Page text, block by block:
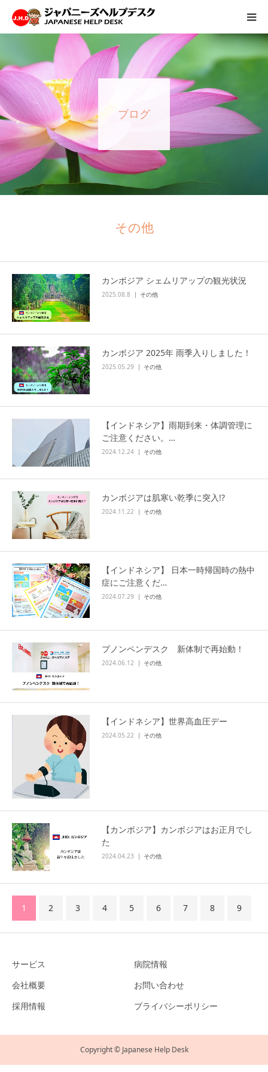
ブログ
その他
カンボジア シェムリアップの観光状況
2025.08.8 その他
カンボジア 2025年 雨季入りしました！
2025.05.29 その他
【インドネシア】雨期到来・体調管理に
ご注意ください。…
2024.12.24 その他
カンボジアは肌寒い乾季に突入!?
2024.11.22 その他
【インドネシア】 日本一時帰国時の熱中
症にご注意くだ…
2024.07.29 その他
プノンペンデスク 新体制で再始動！
2024.06.12 その他
【インドネシア】世界高血圧デー
2024.05.22 その他
【カンボジア】カンボジアはお正月でし
た
2024.04.23 その他
1 2 3 4 5 6 7 8 9
サービス
病院情報
会社概要
お問い合わせ
採用情報
プライバシーポリシー
Copyright © Japanese Help Desk
HOME
サービス
病院情報
会社概要
お問い合わせ